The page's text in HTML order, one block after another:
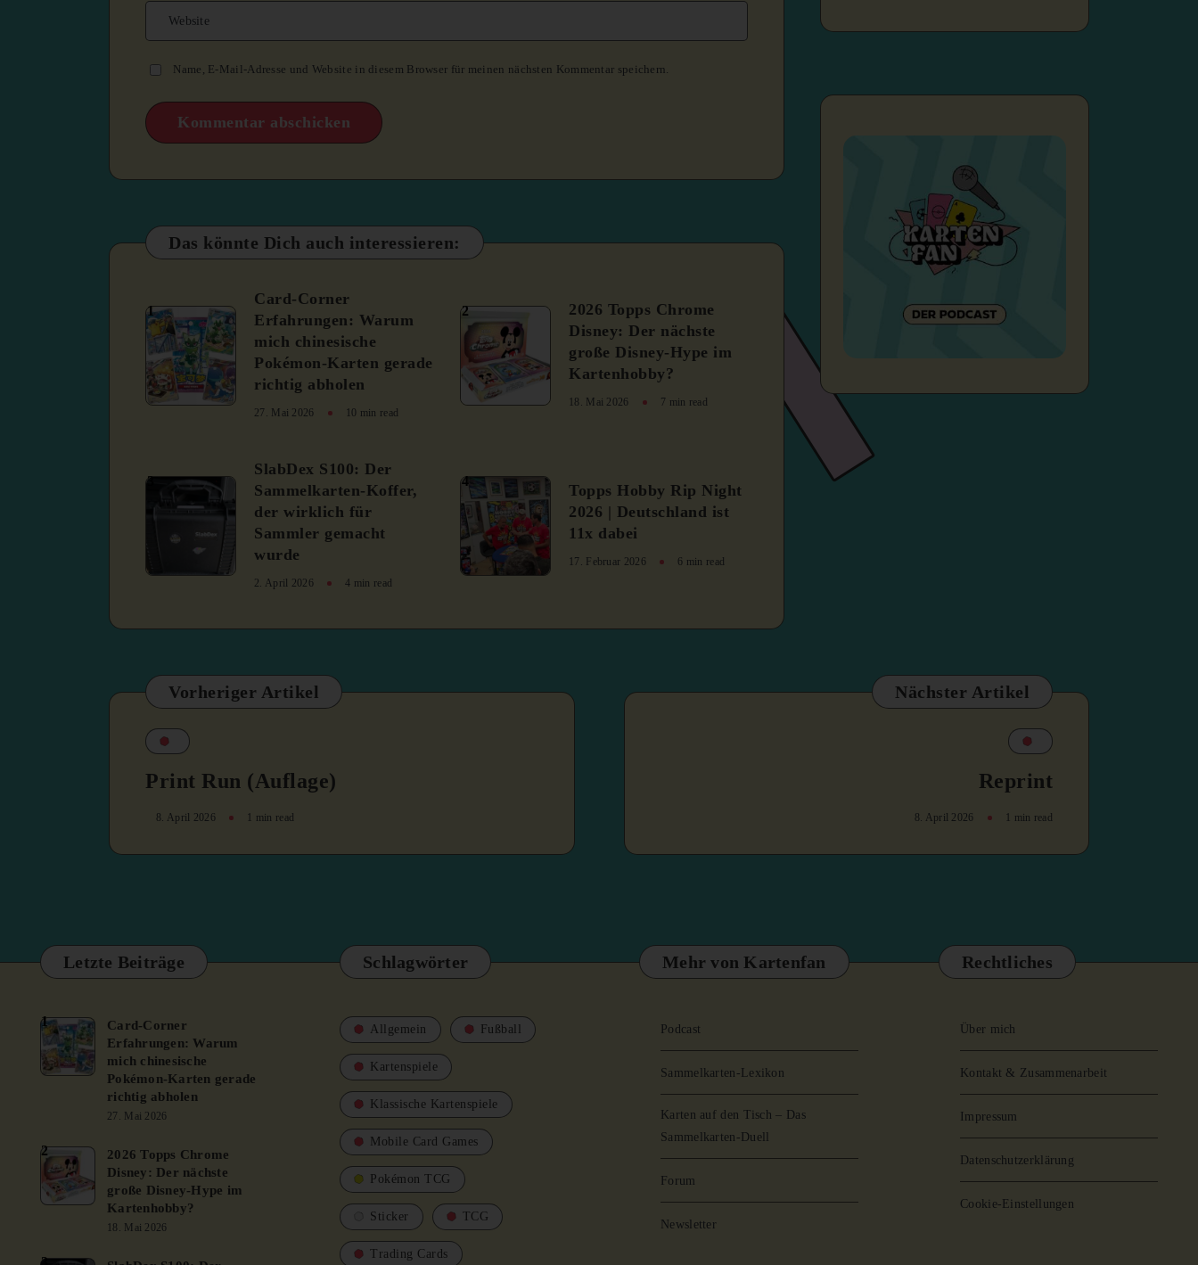
Name, E-Mail-Adresse und Website in diesem Browser für meinen nächsten Kommentar speichern.
Das könnte Dich auch interessieren:
1
Card-Corner
Erfahrungen: Warum
mich chinesische
Pokémon-Karten gerade
richtig abholen
27. Mai 2026 10 min read
2
2026 Topps Chrome
Disney: Der nächste
große Disney-Hype im
Kartenhobby?
18. Mai 2026 7 min read
3
SlabDex S100: Der
Sammelkarten-Koffer,
der wirklich für
Sammler gemacht
wurde
2. April 2026 4 min read
4
Topps Hobby Rip Night
2026 | Deutschland ist
11x dabei
17. Februar 2026 6 min read
Vorheriger Artikel
Print Run (Auflage)
8. April 2026 1 min read
Nächster Artikel
Reprint
8. April 2026 1 min read
Letzte Beiträge
1
Card-Corner
Erfahrungen: Warum
mich chinesische
Pokémon-Karten gerade
richtig abholen
27. Mai 2026
2
2026 Topps Chrome
Disney: Der nächste
große Disney-Hype im
Kartenhobby?
18. Mai 2026
3
Schlagwörter
Allgemein Fußball
Kartenspiele
Klassische Kartenspiele
Mobile Card Games
Pokémon TCG
Sticker TCG
Trading Cards
Mehr von Kartenfan
Podcast
Sammelkarten-Lexikon
Karten auf den Tisch – Das
Sammelkarten-Duell
Forum
Newsletter
Rechtliches
Über mich
Kontakt & Zusammenarbeit
Impressum
Datenschutzerklärung
Cookie-Einstellungen